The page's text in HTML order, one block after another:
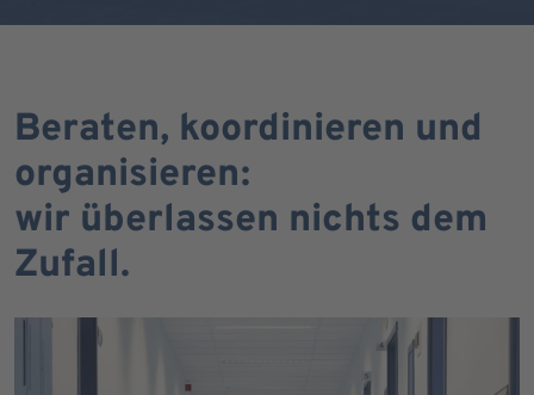
Beraten, koordinieren und
organisieren:
wir überlassen nichts dem
Zufall.